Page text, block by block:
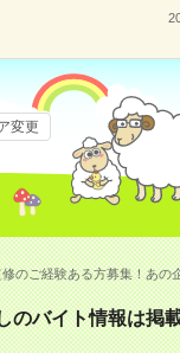
変更
のご経験ある方募集！あの
のバイト情報は掲